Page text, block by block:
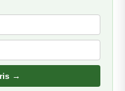
→